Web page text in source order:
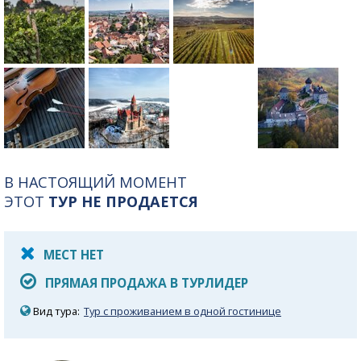
В НАСТОЯЩИЙ МОМЕНТ
ЭТОТ ТУР НЕ ПРОДАЕТСЯ
МЕСТ НЕТ
ПРЯМАЯ ПРОДАЖА В ТУРЛИДЕР
Вид тура: Тур с проживанием в одной гостинице